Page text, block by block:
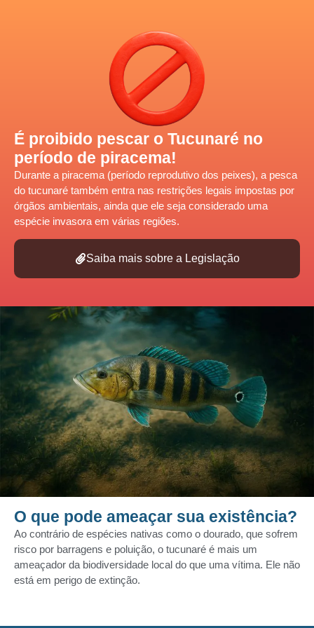
É proibido pescar o Tucunaré no
período de piracema!
Durante a piracema (período reprodutivo dos peixes), a pesca
do tucunaré também entra nas restrições legais impostas por
órgãos ambientais, ainda que ele seja considerado uma
espécie invasora em várias regiões.
Saiba mais sobre a Legislação
O que pode ameaçar sua existência?
Ao contrário de espécies nativas como o dourado, que sofrem
risco por barragens e poluição, o tucunaré é mais um
ameaçador da biodiversidade local do que uma vítima. Ele não
está em perigo de extinção.